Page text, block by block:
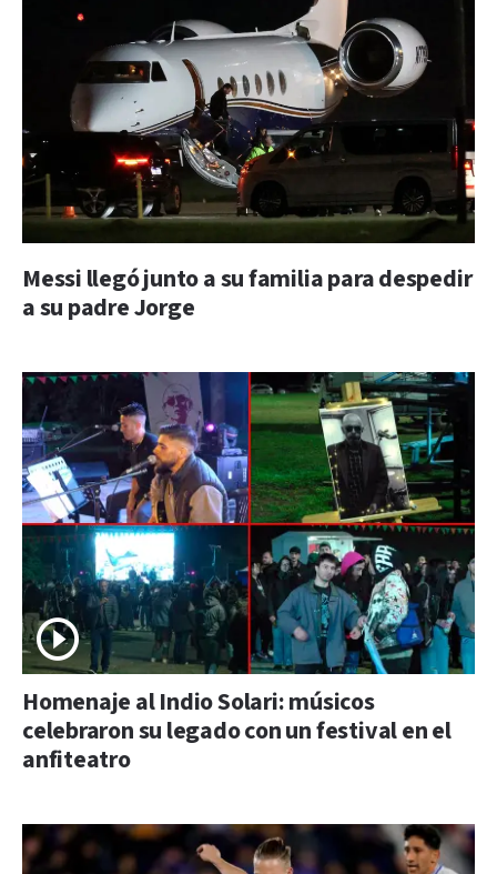
Messi llegó junto a su familia para despedir
a su padre Jorge
Homenaje al Indio Solari: músicos
celebraron su legado con un festival en el
anfiteatro